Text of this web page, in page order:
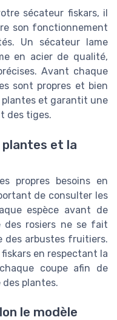
sécateur fiskars, il
son fonctionnement
Un sécateur lame
en acier de qualité,
Avant chaque
sont propres et bien
plantes et garantit une
des tiges.
et la
propres besoins en
de consulter les
espèce avant de
des rosiers ne se fait
des arbustes fruitiers.
en respectant la
coupe afin de
plantes.
le modèle